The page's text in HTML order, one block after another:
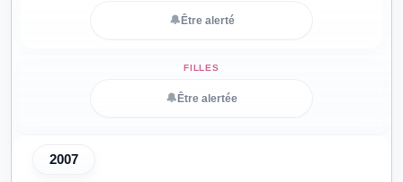
🔔 Être alerté
🔔 Être alertée
2007